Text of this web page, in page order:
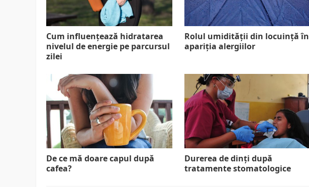
Cum influențează hidratarea
nivelul de energie pe parcursul
zilei
Rolul umidității din locuință în
apariția alergiilor
De ce mă doare capul după
cafea?
Durerea de dinți după
tratamente stomatologice